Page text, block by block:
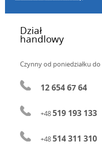
Dział
handlowy
Czynny od poniedziałku
12 654 67 64
+48519 193 133
+48514 311 310